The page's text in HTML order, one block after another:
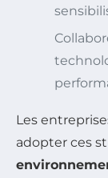
Les
adopter ces